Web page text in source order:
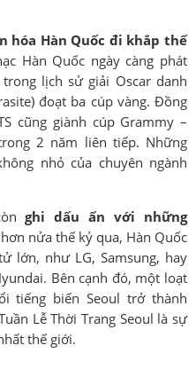
hóa Hàn Quốc đi khắp thế
Hàn Quốc ngày càng phát
lịch sử giải Oscar danh
đoạt ba cúp vàng. Đồng
cũng giành cúp Grammy –
2 năm liên tiếp. Những
nhỏ của chuyên ngành
ghi dấu ấn với những
nửa thế kỷ qua, Hàn Quốc
lớn, như LG, Samsung, hay
Bên cạnh đó, một loạt
tiếng biến Seoul trở thành
Lễ Thời Trang Seoul là sự
thế giới.